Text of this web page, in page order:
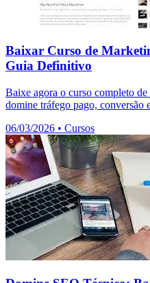
Baixar Curso de
Guia Definitivo
Baixe agora o curso completo
domine tráfego pago, conversão
06/03/2026 • Cursos